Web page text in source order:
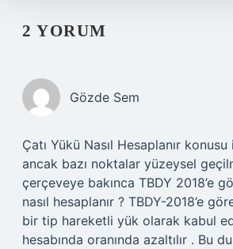
2 YORUM
Gözde Sem
Çatı Yükü Nasıl Hesaplanır
ancak bazı noktalar yüzeysel
çerçeveye bakınca TBDY 2018’e
nasıl hesaplanır ? TBDY-2018’e
bir tip hareketli yük olarak kabul
hesabında oranında azaltılır . Bu